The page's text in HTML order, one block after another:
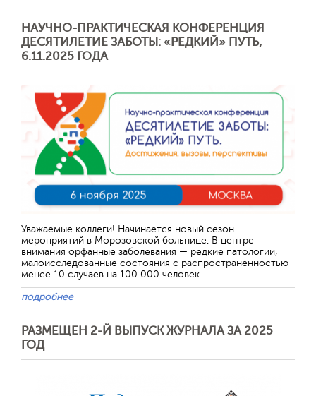
НАУЧНО-ПРАКТИЧЕСКАЯ КОНФЕРЕНЦИЯ
ДЕСЯТИЛЕТИЕ ЗАБОТЫ: «РЕДКИЙ» ПУТЬ,
6.11.2025 ГОДА
Уважаемые коллеги! Начинается новый сезон
мероприятий в Морозовской больнице. В центре
внимания орфанные заболевания — редкие патологии,
малоисследованные состояния с распространенностью
менее 10 случаев на 100 000 человек.
подробнее
РАЗМЕЩЕН 2-Й ВЫПУСК ЖУРНАЛА ЗА 2025
ГОД